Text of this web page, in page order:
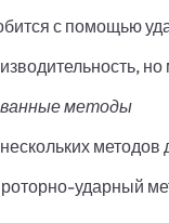
с помощью
методы
ударный